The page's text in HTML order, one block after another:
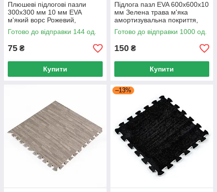
Плюшеві підлогові пазли
300х300 мм 10 мм EVA
м'який ворс Рожевий,
Килимок пазл дитячий м'який
Готово до відправки 144 од.
75 ₴
Купити
Підлога пазл EVA 600x600x10
мм Зелена трава м'яка
амортизувальна покриття,
Модульне підлогове покриття
EVA
Готово до відправки 1000 од.
150 ₴
Купити
–13%